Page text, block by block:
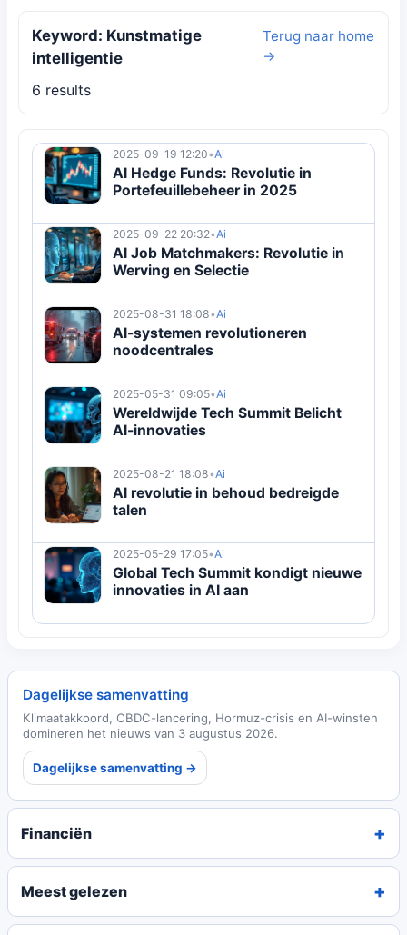
Keyword: Kunstmatige
intelligentie
Terug naar home
→
6 results
2025-09-19 12:20•Ai
AI Hedge Funds: Revolutie in
Portefeuillebeheer in 2025
2025-09-22 20:32•Ai
AI Job Matchmakers: Revolutie in
Werving en Selectie
2025-08-31 18:08•Ai
AI-systemen revolutioneren
noodcentrales
2025-05-31 09:05•Ai
Wereldwijde Tech Summit Belicht
AI-innovaties
2025-08-21 18:08•Ai
AI revolutie in behoud bedreigde
talen
2025-05-29 17:05•Ai
Global Tech Summit kondigt nieuwe
innovaties in AI aan
Dagelijkse samenvatting
Klimaatakkoord, CBDC-lancering, Hormuz-crisis en AI-winsten
domineren het nieuws van 3 augustus 2026.
Dagelijkse samenvatting →
Financiën
Meest gelezen